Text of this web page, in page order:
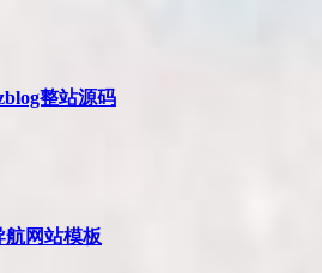
整站源码
航网站模板